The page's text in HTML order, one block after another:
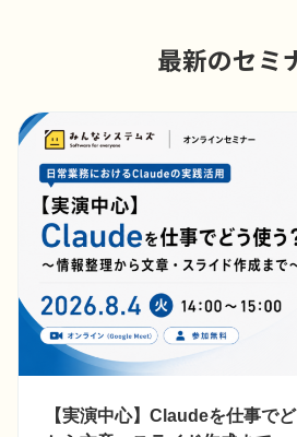
最新のセミ
【実演中心】Claudeを仕事で